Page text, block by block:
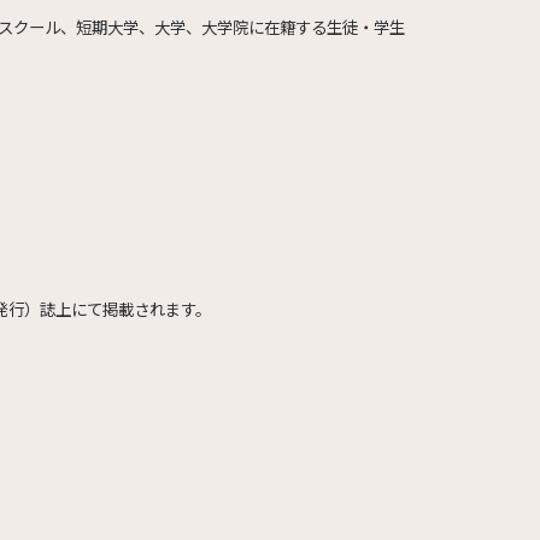
クール、短期大学、大学、大学院に在籍する生徒・学生
）誌上にて掲載されます。